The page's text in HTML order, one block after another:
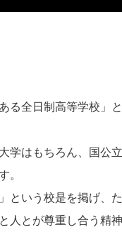
る全日制高等学校」
学はもちろん、国公
。
という校是を掲げ、
人とが尊重し合う精